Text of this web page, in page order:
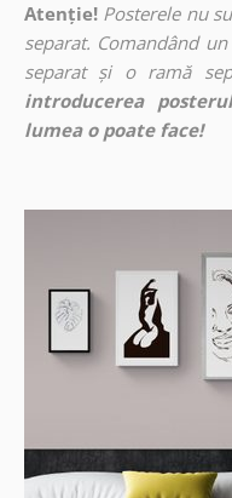
Atenție! Posterele nu
separat. Comandând
separat și o ramă
introducerea
lumea o poate face!